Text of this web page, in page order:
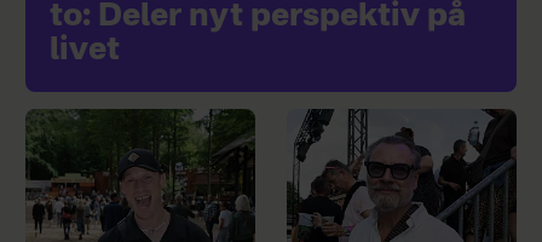
to: Deler nyt perspektiv på
livet